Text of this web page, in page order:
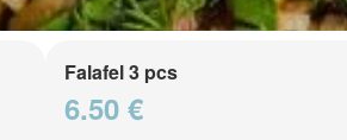
Falafel 3 pcs
6.50 €